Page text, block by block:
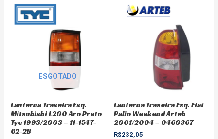
ESGOTADO
Lanterna Traseira Esq.
Mitsubishi L200 Aro Preto
Tyc 1993/2003 – 11-1547-
62-2B
Lanterna Traseira Esq. Fiat
Palio Weekend Arteb
2001/2004 – 0460367
R$232,05